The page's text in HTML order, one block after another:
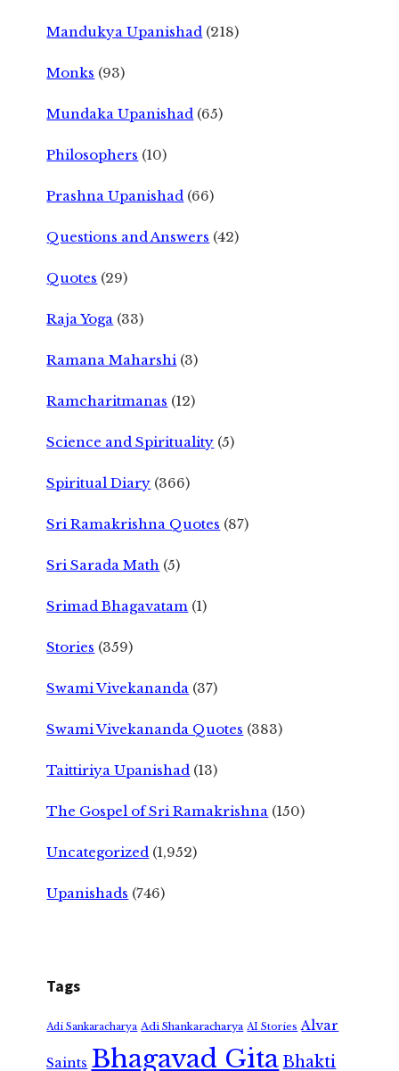
Mandukya Upanishad (218)
Monks (93)
Mundaka Upanishad (65)
Philosophers (10)
Prashna Upanishad (66)
Questions and Answers (42)
Quotes (29)
Raja Yoga (33)
Ramana Maharshi (3)
Ramcharitmanas (12)
Science and Spirituality (5)
Spiritual Diary (366)
Sri Ramakrishna Quotes (87)
Sri Sarada Math (5)
Srimad Bhagavatam (1)
Stories (359)
Swami Vivekananda (37)
Swami Vivekananda Quotes (383)
Taittiriya Upanishad (13)
The Gospel of Sri Ramakrishna (150)
Uncategorized (1,952)
Upanishads (746)
Tags
Adi Sankaracharya Adi Shankaracharya AI Stories Alvar
Saints Bhagavad GitaBhakti